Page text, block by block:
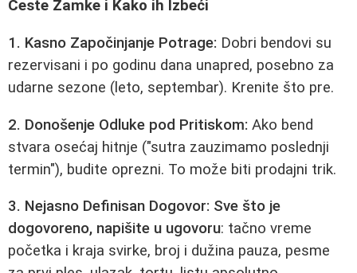
Česte Zamke i Kako ih Izbeći
1. Kasno Započinjanje Potrage: Dobri bendovi su
rezervisani i po godinu dana unapred, posebno za
udarne sezone (leto, septembar). Krenite što pre.
2. Donošenje Odluke pod Pritiskom: Ako bend
stvara osećaj hitnje ("sutra zauzimamo poslednji
termin"), budite oprezni. To može biti prodajni trik.
3. Nejasno Definisan Dogovor: Sve što je
dogovoreno, napišite u ugovoru: tačno vreme
početka i kraja svirke, broj i dužina pauza, pesme